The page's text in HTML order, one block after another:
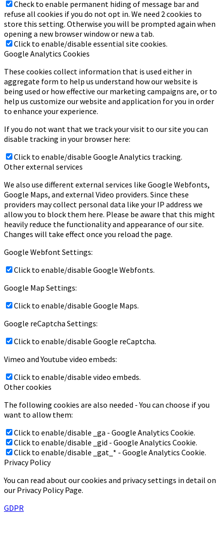
Check to enable permanent hiding of message bar and
refuse all cookies if you do not opt in. We need 2 cookies to
store this setting. Otherwise you will be prompted again when
opening a new browser window or new a tab.
Click to enable/disable essential site cookies.
Google Analytics Cookies
These cookies collect information that is used either in
aggregate form to help us understand how our website is
being used or how effective our marketing campaigns are, or to
help us customize our website and application for you in order
to enhance your experience.
If you do not want that we track your visit to our site you can
disable tracking in your browser here:
Click to enable/disable Google Analytics tracking.
Other external services
We also use different external services like Google Webfonts,
Google Maps, and external Video providers. Since these
providers may collect personal data like your IP address we
allow you to block them here. Please be aware that this might
heavily reduce the functionality and appearance of our site.
Changes will take effect once you reload the page.
Google Webfont Settings:
Click to enable/disable Google Webfonts.
Google Map Settings:
Click to enable/disable Google Maps.
Google reCaptcha Settings:
Click to enable/disable Google reCaptcha.
Vimeo and Youtube video embeds:
Click to enable/disable video embeds.
Other cookies
The following cookies are also needed - You can choose if you
want to allow them:
Click to enable/disable _ga - Google Analytics Cookie.
Click to enable/disable _gid - Google Analytics Cookie.
Click to enable/disable _gat_* - Google Analytics Cookie.
Privacy Policy
You can read about our cookies and privacy settings in detail on
our Privacy Policy Page.
GDPR